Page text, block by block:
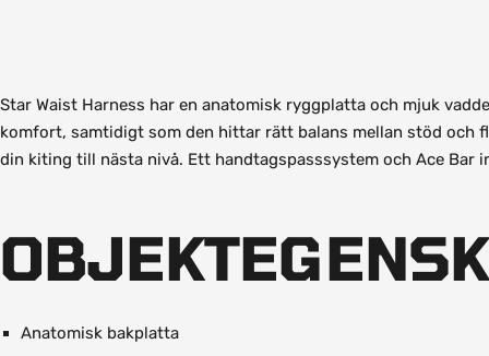
Star Waist Harness har en anatomisk ryggplatta och mjuk
komfort, samtidigt som den hittar rätt balans mellan stöd och
din kiting till nästa nivå. Ett handtagspasssystem och Ace Bar
Anatomisk bakplatta